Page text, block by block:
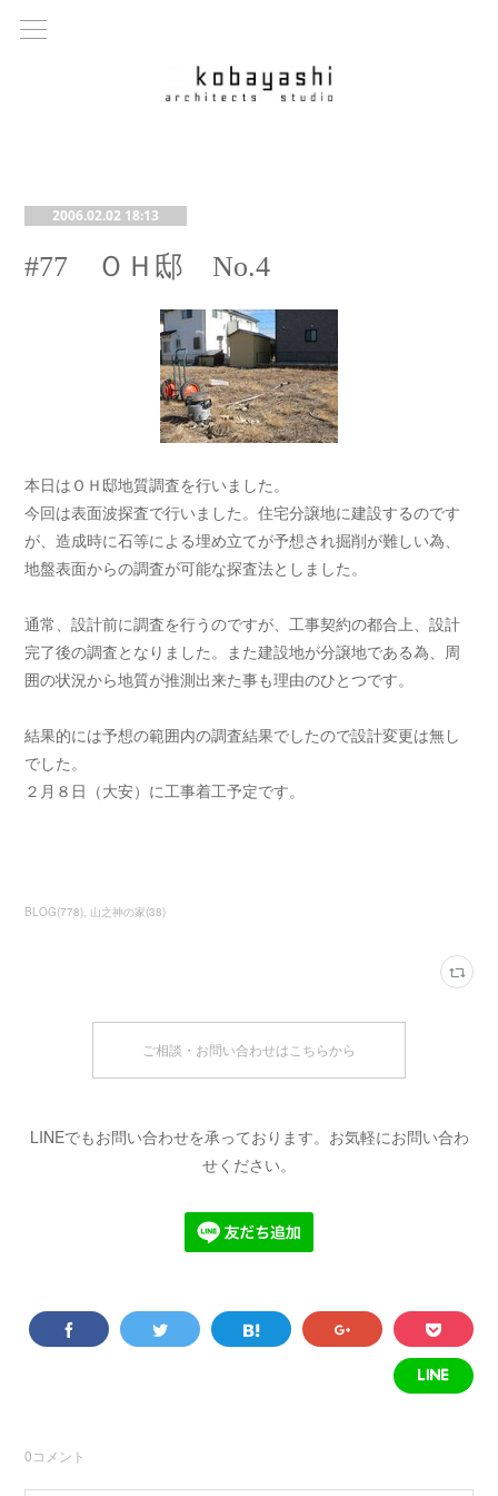
2006.02.02 18:13
#77 ＯＨ邸 No.4
本日はＯＨ邸地質調査を行いました。
今回は表面波探査で行いました。住宅分譲地に建設するのです
が、造成時に石等による埋め立てが予想され掘削が難しい為、
地盤表面からの調査が可能な探査法としました。
通常、設計前に調査を行うのですが、工事契約の都合上、設計
完了後の調査となりました。また建設地が分譲地である為、周
囲の状況から地質が推測出来た事も理由のひとつです。
結果的には予想の範囲内の調査結果でしたので設計変更は無し
でした。
２月８日（大安）に工事着工予定です。
BLOG(778) 山之神の家(38)
ご相談・お問い合わせはこちらから
LINEでもお問い合わせを承っております。お気軽にお問い合わ
せください。
0コメント